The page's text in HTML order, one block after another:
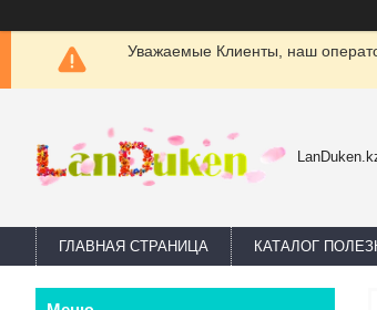
Уважаемые Клиенты, наш
ГЛАВНАЯ СТРАНИЦА КАТАЛОГ